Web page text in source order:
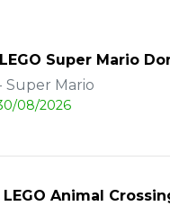
Super Mario
Super Mario
08/2026
LEGO Animal